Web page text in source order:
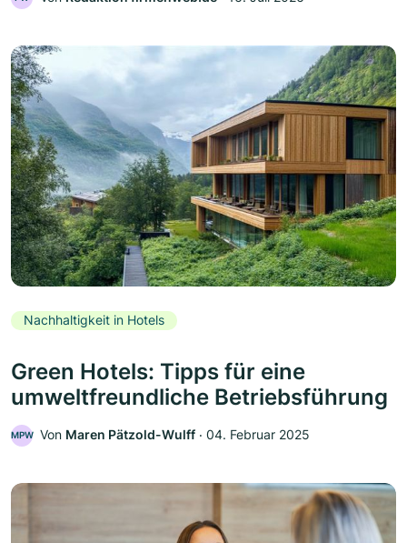
Nachhaltigkeit in Hotels
Green Hotels: Tipps für eine
umweltfreundliche Betriebsführung
MPW Von Maren Pätzold-Wulff ‧ 04. Februar 2025